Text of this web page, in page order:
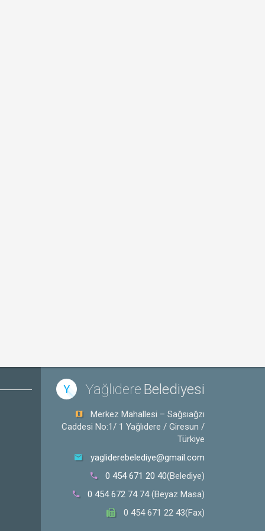
Y Yağlıdere Belediyesi
Merkez Mahallesi – Sağsıağzı
Caddesi No:1/ 1 Yağlıdere / Giresun /
Türkiye
yagliderebelediye@gmail.com
0 454 671 20 40(Belediye)
0 454 672 74 74(Beyaz Masa)
0 454 671 22 43(Fax)